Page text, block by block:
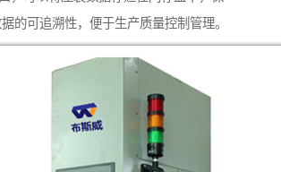
的可追溯性，便于生产质量控制管理。